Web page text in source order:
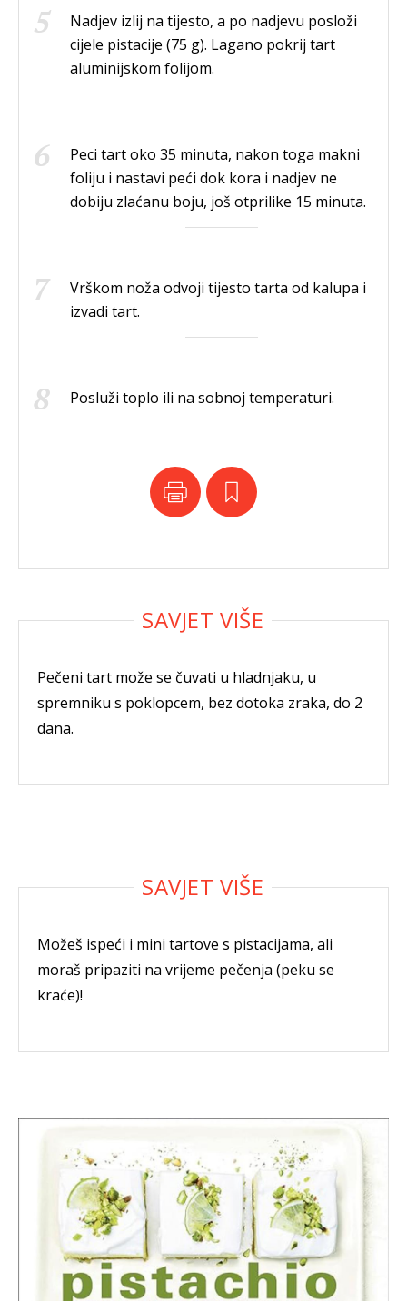
Nadjev izlij na tijesto, a po nadjevu posloži
cijele pistacije (75 g). Lagano pokrij tart
aluminijskom folijom.
Peci tart oko 35 minuta, nakon toga makni
foliju i nastavi peći dok kora i nadjev ne
dobiju zlaćanu boju, još otprilike 15 minuta.
Vrškom noža odvoji tijesto tarta od kalupa i
izvadi tart.
Posluži toplo ili na sobnoj temperaturi.
Pečeni tart može se čuvati u hladnjaku, u
spremniku s poklopcem, bez dotoka zraka, do 2
dana.
Možeš ispeći i mini tartove s pistacijama, ali
moraš pripaziti na vrijeme pečenja (peku se
kraće)!